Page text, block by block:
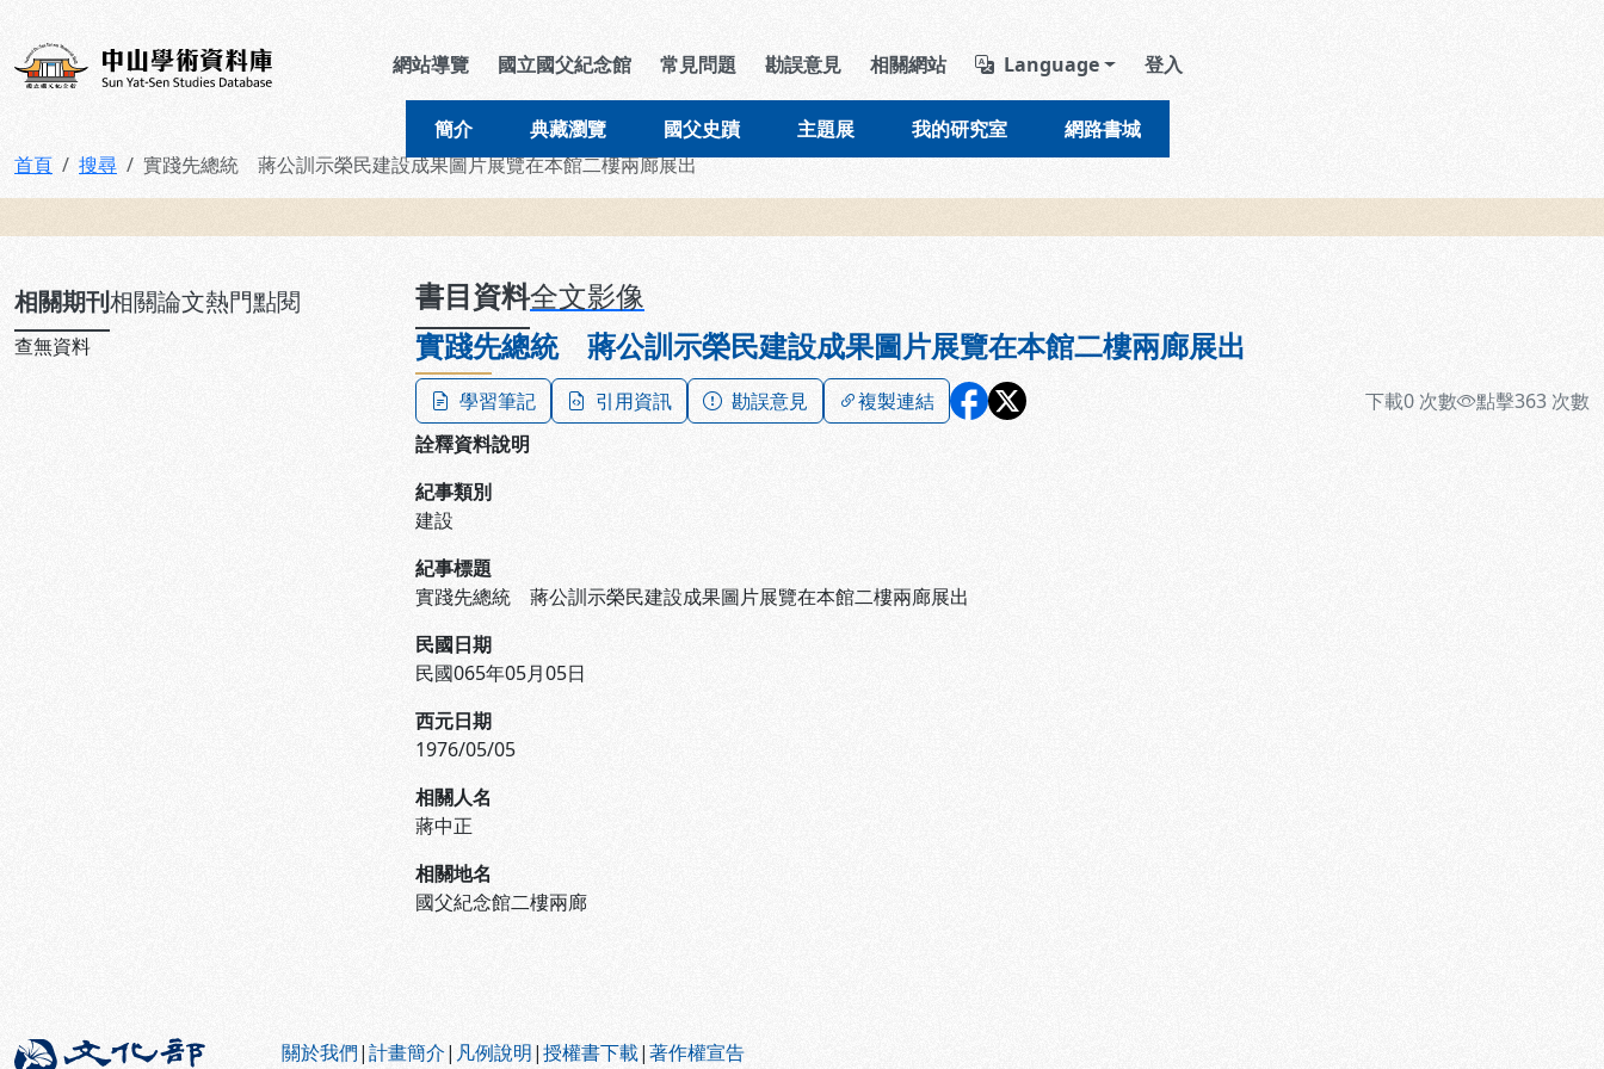
中山學術資料庫 導覽列區塊
網站導覽 國立國父紀念館 常見問題 勘誤意見 相關網站 Language 登入
簡介 典藏瀏覽 國父史蹟 主題展 我的研究室 網路書城
首頁 搜尋 實踐先總統 蔣公訓示榮民建設成果圖片展覽在本館二樓兩廊展出
相關期刊相關論文熱門點閱
查無資料
書目資料全文影像
實踐先總統 蔣公訓示榮民建設成果圖片展覽在本館二樓兩廊展出
學習筆記 引用資訊 勘誤意見 複製連結 下載0 次數 點擊363 次數
詮釋資料說明
紀事類別
建設
紀事標題
實踐先總統 蔣公訓示榮民建設成果圖片展覽在本館二樓兩廊展出
民國日期
民國065年05月05日
西元日期
1976/05/05
相關人名
蔣中正
相關地名
國父紀念館二樓兩廊
關於我們|計畫簡介| 凡例說明|授權書下載|著作權宣告